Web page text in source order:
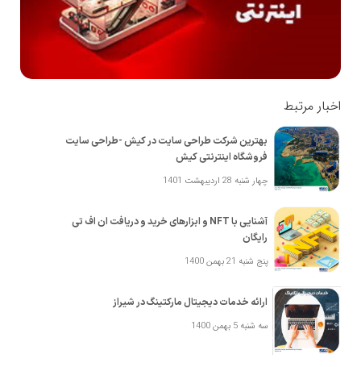
اخبار مرتبط
بهترین شرکت طراحی سایت در کیش -طراحی سایت
فروشگاه اینترنتی کیش
چهار شنبه 28 اردیبهشت 1401
آشنایی با NFT و ابزارهای خرید و دریافت ان اف تی
رایگان
پنج شنبه 21 بهمن 1400
ارائه خدمات دیجیتال مارکتینگ در شیراز
سه شنبه 5 بهمن 1400